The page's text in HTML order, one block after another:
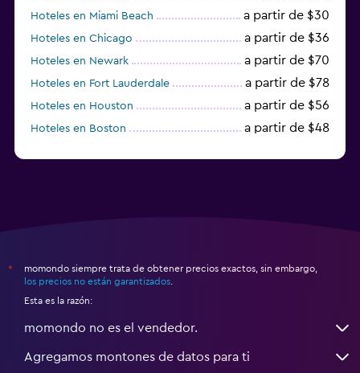
Hoteles en Miami Beach a partir de $30
Hoteles en Chicago a partir de $36
Hoteles en Newark a partir de $70
Hoteles en Fort Lauderdale a partir de $78
Hoteles en Houston a partir de $56
Hoteles en Boston a partir de $48
*
momondo siempre trata de obtener precios exactos, sin embargo,
los precios no están garantizados
Esta es la razón:
momondo no es el vendedor.
Agregamos montones de datos para ti